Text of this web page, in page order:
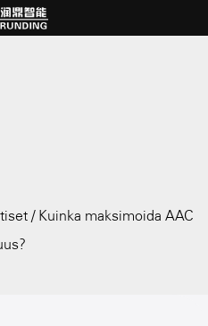
/ Kuinka maksimoida AAC